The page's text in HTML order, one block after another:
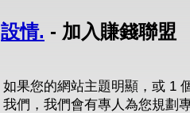
設情. - 加入賺錢聯盟
如果您的網站主題明顯，或 1
我們，我們會有專人為您規劃